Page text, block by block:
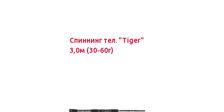
Спиннинг тел. "Tiger"
3,0м (30-60г)